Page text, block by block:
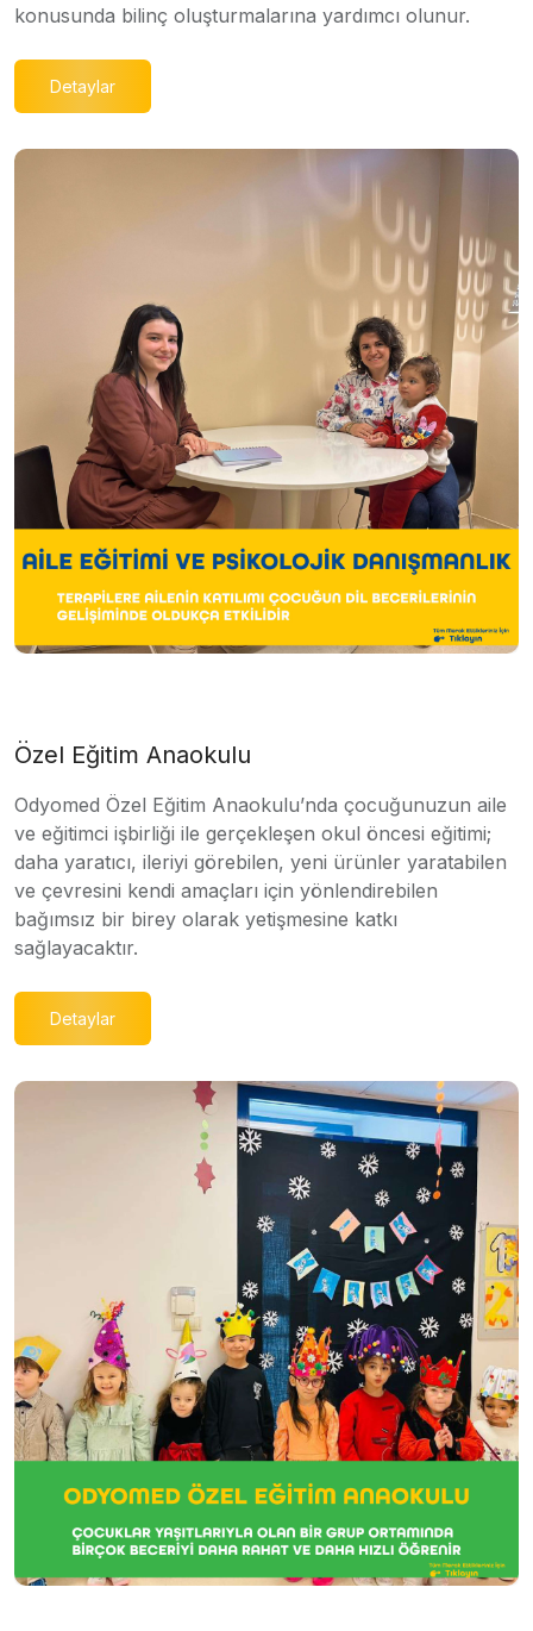
konusunda bilinç oluşturmalarına yardımcı olunur.
Detaylar
Özel Eğitim Anaokulu
Odyomed Özel Eğitim Anaokulu’nda çocuğunuzun aile
ve eğitimci işbirliği ile gerçekleşen okul öncesi eğitimi;
daha yaratıcı, ileriyi görebilen, yeni ürünler yaratabilen
ve çevresini kendi amaçları için yönlendirebilen
bağımsız bir birey olarak yetişmesine katkı
sağlayacaktır.
Detaylar